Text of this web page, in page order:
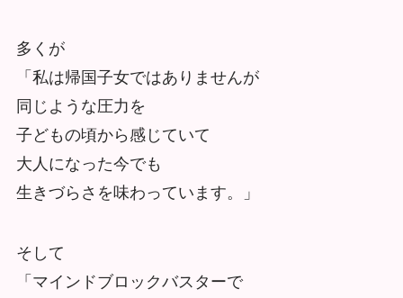
多くが
「私は帰国子女ではありませんが
同じような圧力を
子どもの頃から感じていて
大人になった今でも
生きづらさを味わっています。」
そして
「マインドブロックバスターで